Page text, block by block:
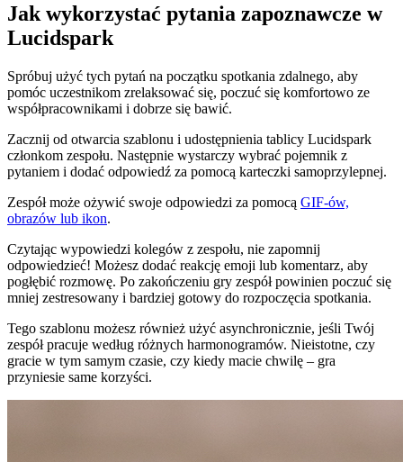
Jak wykorzystać pytania zapoznawcze w
Lucidspark
Spróbuj użyć tych pytań na początku spotkania zdalnego, aby
pomóc uczestnikom zrelaksować się, poczuć się komfortowo ze
współpracownikami i dobrze się bawić.
Zacznij od otwarcia szablonu i udostępnienia tablicy Lucidspark
członkom zespołu. Następnie wystarczy wybrać pojemnik z
pytaniem i dodać odpowiedź za pomocą karteczki samoprzylepnej.
Zespół może ożywić swoje odpowiedzi za pomocą GIF-ów,
obrazów lub ikon.
Czytając wypowiedzi kolegów z zespołu, nie zapomnij
odpowiedzieć! Możesz dodać reakcję emoji lub komentarz, aby
pogłębić rozmowę. Po zakończeniu gry zespół powinien poczuć się
mniej zestresowany i bardziej gotowy do rozpoczęcia spotkania.
Tego szablonu możesz również użyć asynchronicznie, jeśli Twój
zespół pracuje według różnych harmonogramów. Nieistotne, czy
gracie w tym samym czasie, czy kiedy macie chwilę – gra
przyniesie same korzyści.